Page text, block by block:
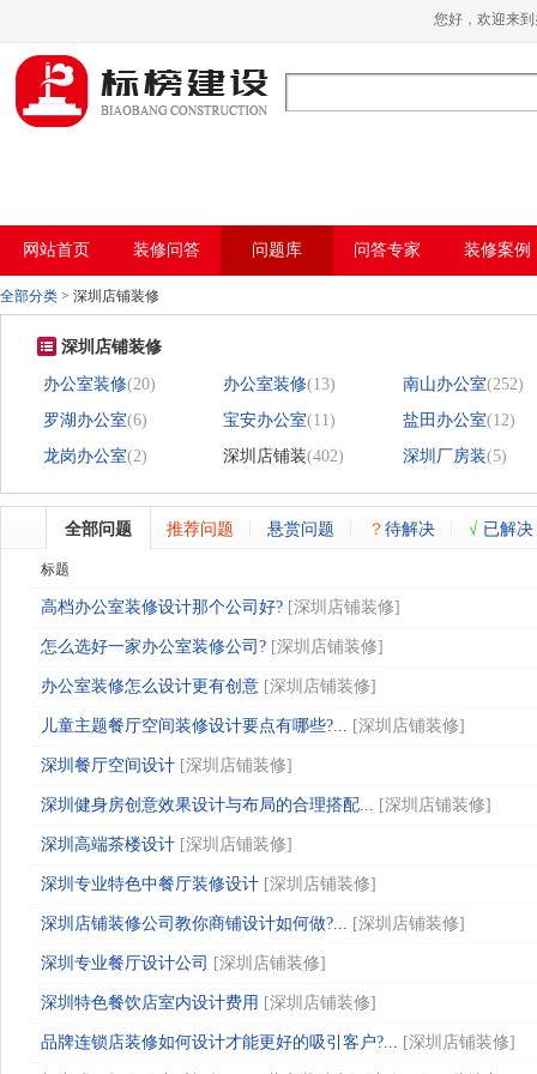
哈密瓜视频,哈密瓜视频app,哈密瓜视频下
载,哈密瓜视频app下载安装
您好，欢迎
网站首页 装修问答 问题库 问答专家 装修案例
全部分类 > 深圳店铺装修
深圳店铺装修
办公室装修(20) 办公室装修(13) 南山办公室(252)
罗湖办公室(6) 宝安办公室(11) 盐田办公室(12)
龙岗办公室(2) 深圳店铺装(402) 深圳厂房装(5)
全部问题 推荐问题 悬赏问题 ？待解决 √ 已解决
标题
高档办公室装修设计那个公司好? [深圳店铺装修]
怎么选好一家办公室装修公司? [深圳店铺装修]
办公室装修怎么设计更有创意 [深圳店铺装修]
儿童主题餐厅空间装修设计要点有哪些?... [深圳店铺装修]
深圳餐厅空间设计 [深圳店铺装修]
深圳健身房创意效果设计与布局的合理搭配... [深圳店铺装修]
深圳高端茶楼设计 [深圳店铺装修]
深圳专业特色中餐厅装修设计 [深圳店铺装修]
深圳店铺装修公司教你商铺设计如何做?... [深圳店铺装修]
深圳专业餐厅设计公司 [深圳店铺装修]
深圳特色餐饮店室内设计费用 [深圳店铺装修]
品牌连锁店装修如何设计才能更好的吸引客户?... [深圳店铺装修]